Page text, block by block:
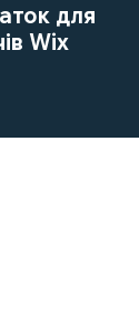
для
Wix